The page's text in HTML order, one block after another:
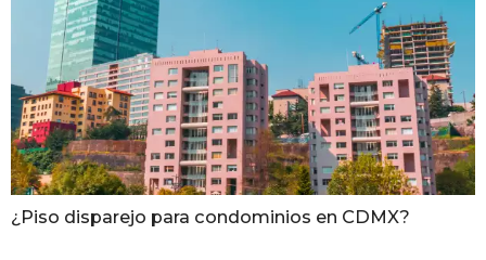
¿Piso disparejo para condominios en CDMX?